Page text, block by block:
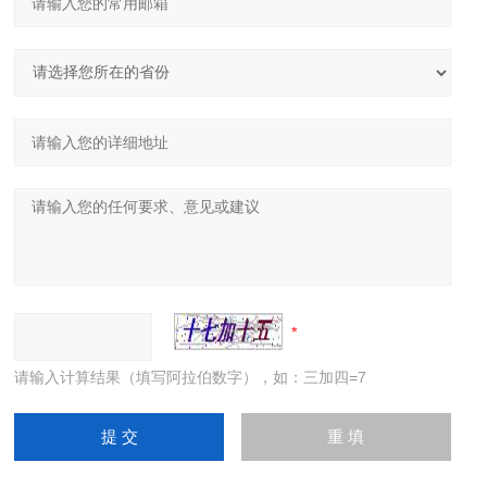
请输入计算结果（填写阿拉伯数字），如：三加四=7